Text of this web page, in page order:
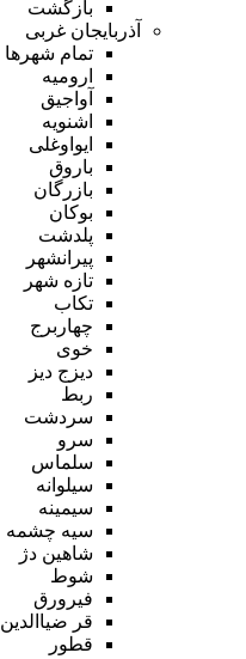
بازگشت
آذربایجان غربی
تمام شهر‌ها
ارومیه
آواجیق
اشنویه
ایواوغلی
باروق
بازرگان
بوکان
پلدشت
پیرانشهر
تازه شهر
تکاب
چهاربرج
خوی
دیزج دیز
ربط
سردشت
سرو
سلماس
سیلوانه
سیمینه
سیه چشمه
شاهین دژ
شوط
فیرورق
قر ضیاالدین
قطور